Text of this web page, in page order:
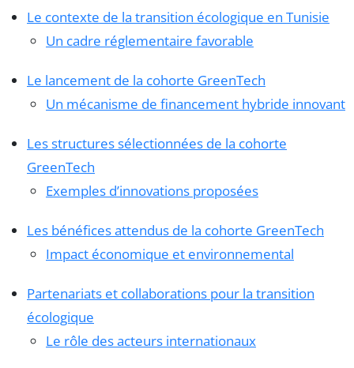
Le contexte de la transition écologique en Tunisie
Un cadre réglementaire favorable
Le lancement de la cohorte GreenTech
Un mécanisme de financement hybride innovant
Les structures sélectionnées de la cohorte
GreenTech
Exemples d’innovations proposées
Les bénéfices attendus de la cohorte GreenTech
Impact économique et environnemental
Partenariats et collaborations pour la transition
écologique
Le rôle des acteurs internationaux